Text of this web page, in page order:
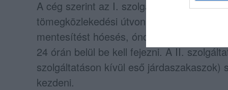
A cég szerint az I. szolgáltatási
tömegközlekedési útvonalakat érintő
mentesítést hóesés, ónos eső esetén 12
24 órán belül be kell fejezni. A II.
szolgáltatáson kívül eső
kezdeni.